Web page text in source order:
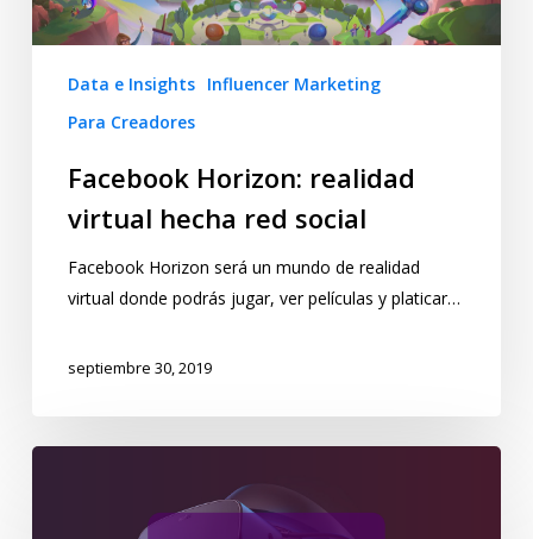
Data e Insights Influencer Marketing
Para Creadores
Facebook Horizon: realidad
virtual hecha red social
Facebook Horizon será un mundo de realidad
virtual donde podrás jugar, ver películas y platicar…
septiembre 30, 2019